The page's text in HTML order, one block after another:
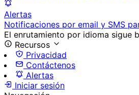
Alertas
Notificaciones por email y SMS
El enrutamiento por idioma sigue
Recursos
Privacidad
Contáctenos
Alertas
Iniciar sesión